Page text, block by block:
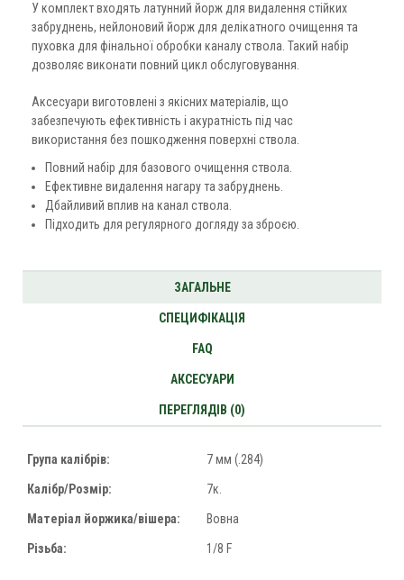
У комплект входять латунний йорж для видалення стійких
забруднень, нейлоновий йорж для делікатного очищення та
пуховка для фінальної обробки каналу ствола. Такий набір
дозволяє виконати повний цикл обслуговування.
Аксесуари виготовлені з якісних матеріалів, що
забезпечують ефективність і акуратність під час
використання без пошкодження поверхні ствола.
Повний набір для базового очищення ствола.
Ефективне видалення нагару та забруднень.
Дбайливий вплив на канал ствола.
Підходить для регулярного догляду за зброєю.
ЗАГАЛЬНЕ
СПЕЦИФІКАЦІЯ
FAQ
АКСЕСУАРИ
ПЕРЕГЛЯДІВ (0)
Група калібрів: 7 мм (.284)
Калібр/Розмір: 7к.
Матеріал йоржика/вішера: Вовна
Різьба: 1/8 F